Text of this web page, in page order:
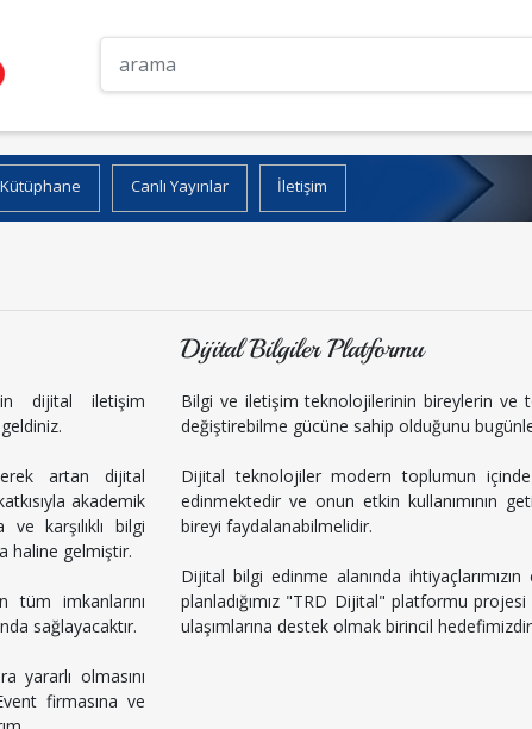
Canlı Yayınlar İletişim
dijital iletişim
artan dijital
akademik
karşılıklı bilgi
haline gelmiştir.
tüm imkanlarını
sağlayacaktır.
yararlı olmasını
firmasına ve
Dijital Bilgiler Platformu
Bilgi ve iletişim teknolojilerinin bireylerin ve
değiştirebilme gücüne sahip olduğunu
Dijital teknolojiler modern toplumun
edinmektedir ve onun etkin kullanımının
bireyi faydalanabilmelidir.
Dijital bilgi edinme alanında
planladığımız "TRD Dijital" platformu
ulaşımlarına destek olmak birincil